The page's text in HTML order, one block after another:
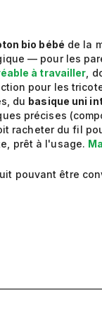
bio bébé de la
— pour les
à travailler ,
pour les
du basique uni
précises
racheter du fil
prêt à l'usage.
pouvant être